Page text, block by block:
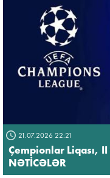
21.07.2026 22:21
Çempionlar Liqası,
NƏTİCƏLƏR